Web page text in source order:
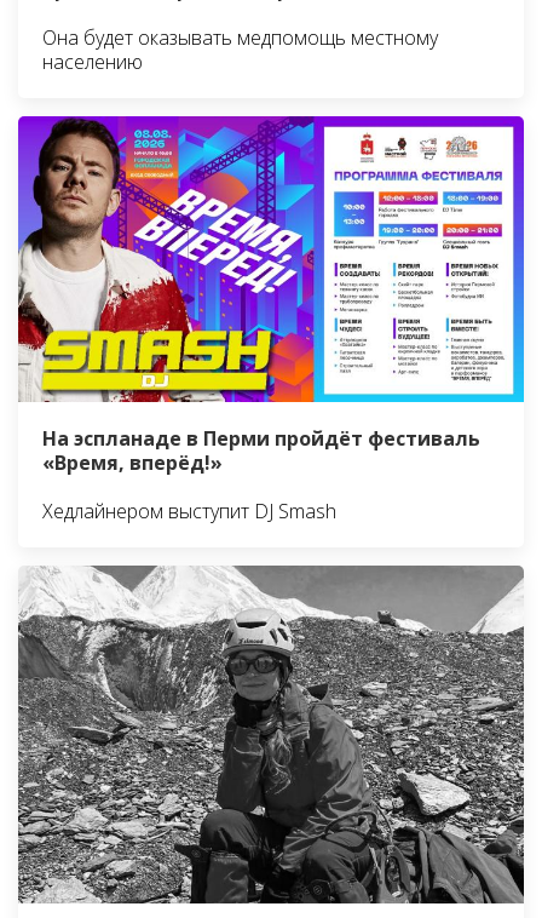
Она будет оказывать медпомощь местному
населению
На эспланаде в Перми пройдёт фестиваль
«Время, вперёд!»
Хедлайнером выступит DJ Smash